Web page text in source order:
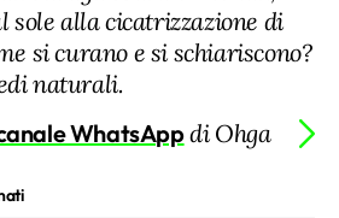
sole alla cicatrizzazione di
si curano e si schiariscono?
naturali.
WhatsAppdi Ohga